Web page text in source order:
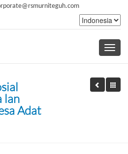
Toggle
lan
Adat